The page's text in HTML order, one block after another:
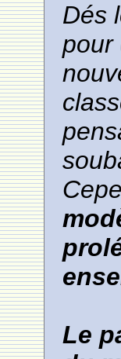
Dés
pour
Le